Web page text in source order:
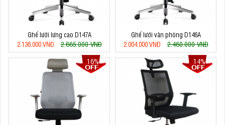
Ghế lưới lưng cao D147A
2.136.000 VNĐ
2.665.000 VNĐ
Ghế lưới văn phòng D146A
2.004.000 VNĐ
2.460.000 VNĐ
16%
14%